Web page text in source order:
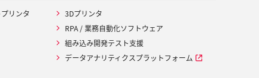
リンタ
3Dプリンタ
RPA / 業務自動化ソフトウェア
組み込み開発テスト支援
データアナリティクスプラットフォーム